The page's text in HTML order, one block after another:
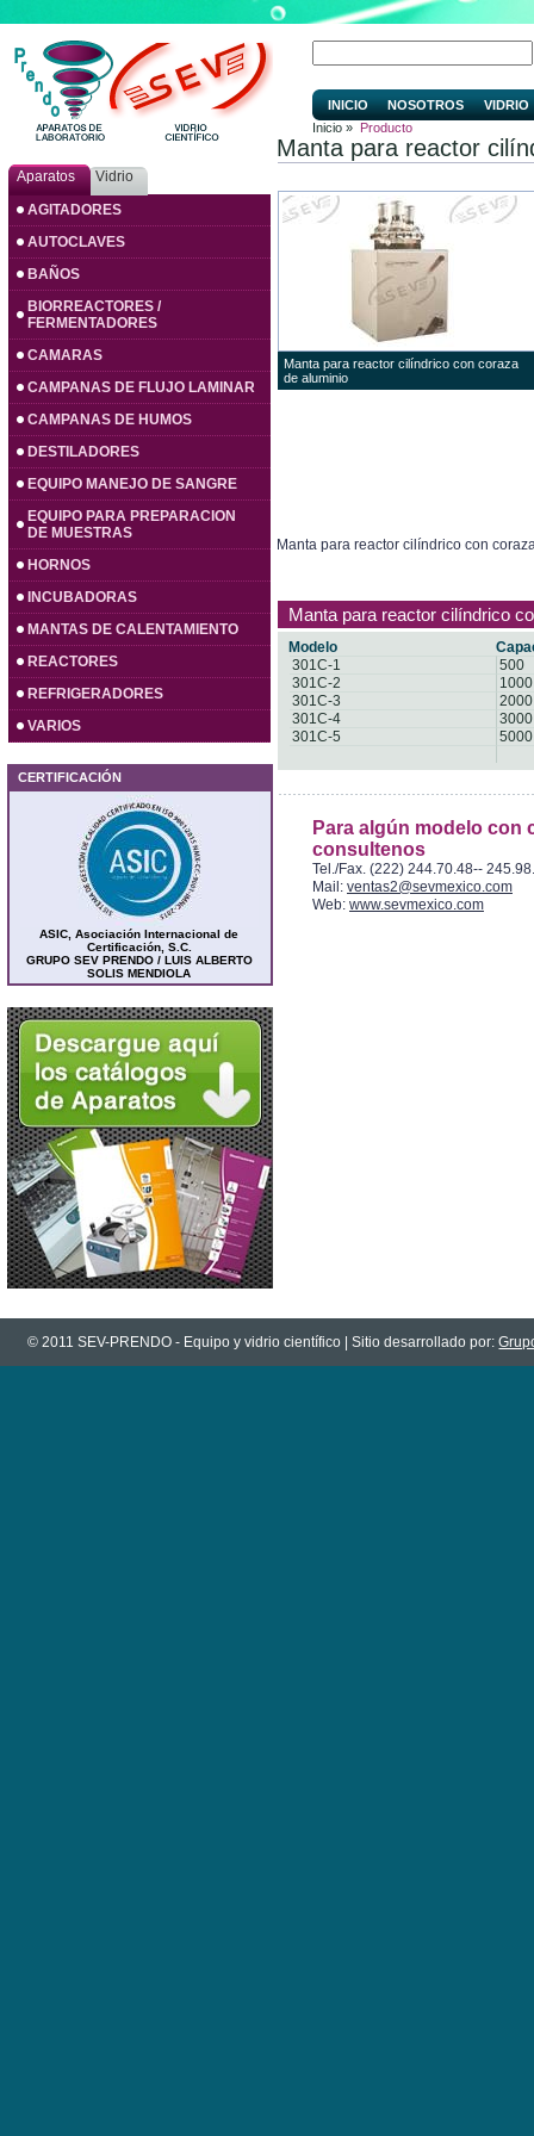
Aparatos
Vidrio
AGITADORES
AUTOCLAVES
BAÑOS
BIORREACTORES /
FERMENTADORES
CAMARAS
CAMPANAS DE FLUJO LAMINAR
CAMPANAS DE HUMOS
DESTILADORES
EQUIPO MANEJO DE SANGRE
EQUIPO PARA PREPARACION
DE MUESTRAS
HORNOS
INCUBADORAS
MANTAS DE CALENTAMIENTO
REACTORES
REFRIGERADORES
VARIOS
CERTIFICACIÓN
ASIC, Asociación Internacional de
Certificación, S.C.
GRUPO SEV PRENDO / LUIS ALBERTO
SOLIS MENDIOLA
INICIO NOSOTROS
VIDRIO
Inicio » Producto
Manta para reactor
Manta para reactor cilíndrico con coraza
de aluminio
Manta para reactor cilíndrico con
Manta para reactor cilíndrico
Modelo
301C-1
500
301C-2
1000
301C-3
2000
301C-4
3000
301C-5
5000
Para algún modelo con
consultenos
Tel./Fax. (222) 244.70.48--
Mail: ventas2@sevmexico.com
Web: www.sevmexico.com
© 2011 SEV-PRENDO - Equipo y vidrio científico | Sitio desarrollado por: